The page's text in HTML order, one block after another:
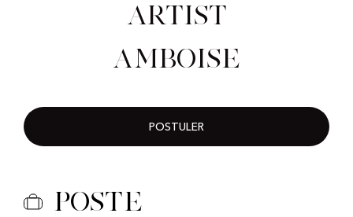
Artist
Amboise
POSTULER
Poste